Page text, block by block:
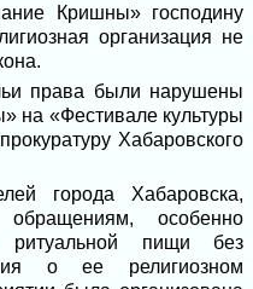
Кришны» господину
организация не
права были нарушены
на «Фестивале культуры
Хабаровского
города Хабаровска,
особенно
ритуальной пищи без
о ее религиозном